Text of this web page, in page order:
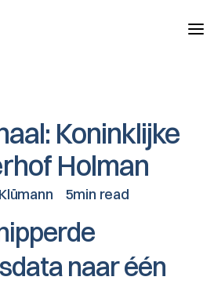
Koninklijke
Holman
5min read
naar één